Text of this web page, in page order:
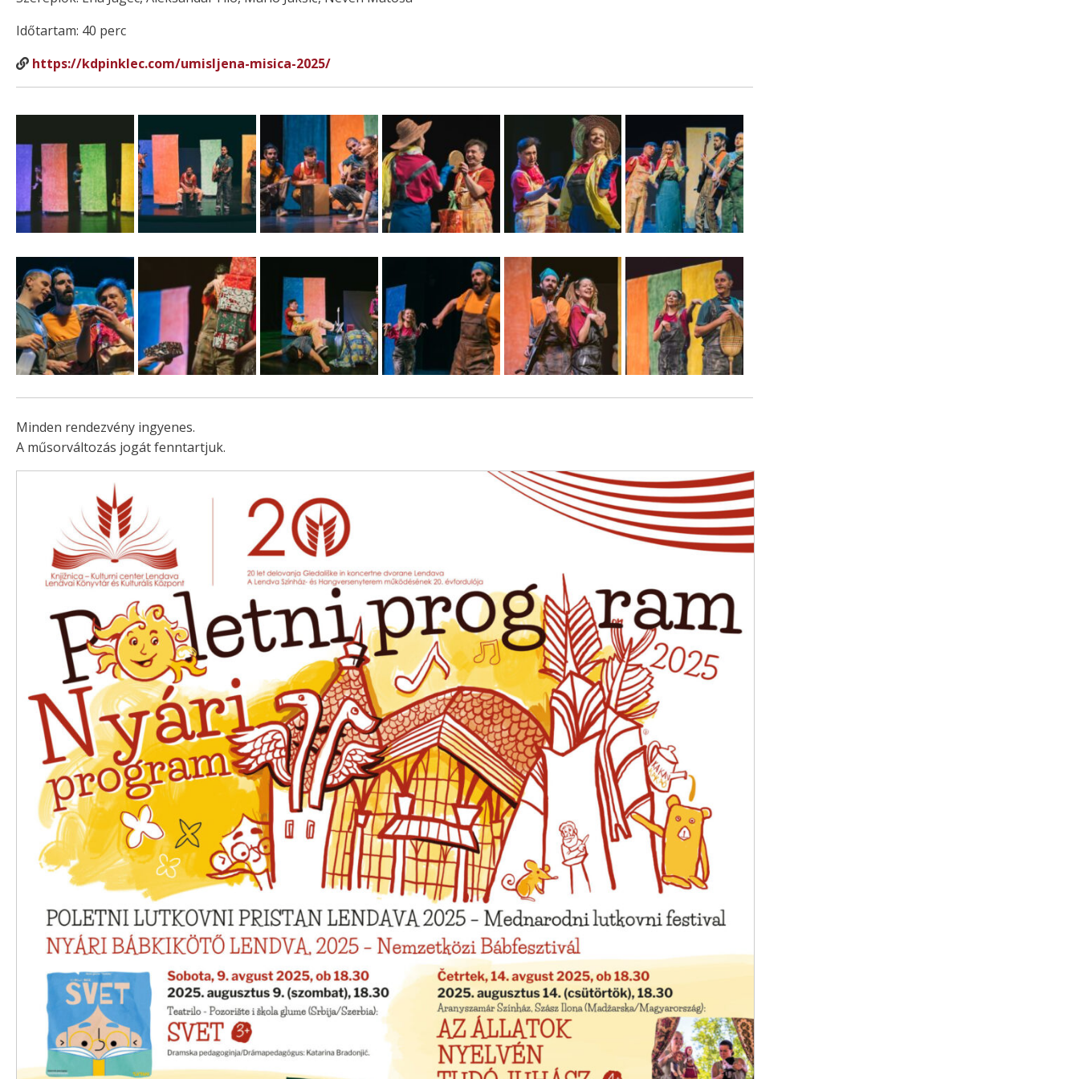
Időtartam: 40 perc
https://kdpinklec.com/umisljena-misica-2025/
Minden rendezvény ingyenes.
A műsorváltozás jogát fenntartjuk.